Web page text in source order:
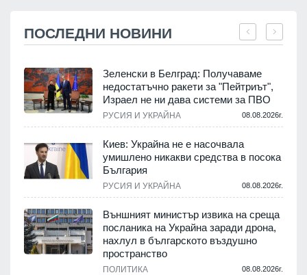
ПОСЛЕДНИ НОВИНИ
Зеленски в Белград: Получаваме
недостатъчно ракети за "Пейтриът",
Израел не ни дава системи за ПВО
РУСИЯ И УКРАЙНА 08.08.2026г.
Киев: Украйна не е насочвала
умишлено никакви средства в посока
България
РУСИЯ И УКРАЙНА 08.08.2026г.
Външният министър извика на среща
посланика на Украйна заради дрона,
нахлул в българското въздушно
пространство
ПОЛИТИКА 08.08.2026г.